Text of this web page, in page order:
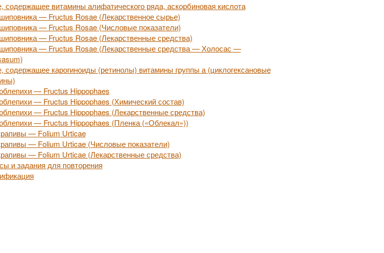
содержащее витамины алифатического ряда, аскорбиновая кислота
— Fructus Rosae (Лекарственное сырье)
— Fructus Rosae (Числовые показатели)
— Fructus Rosae (Лекарственные средства)
— Fructus Rosae (Лекарственные средства — Холосас —
содержащее карогиноиды (ретинолы) витамины группы а (циклогексановые
— Fructus Hippophaes
— Fructus Hippophaes (Химический состав)
— Fructus Hippophaes (Лекарственные средства)
— Fructus Hippophaes (Пленка («Облекал»))
— Folium Urticae
— Folium Urticae (Числовые показатели)
— Folium Urticae (Лекарственные средства)
и задания для повторения